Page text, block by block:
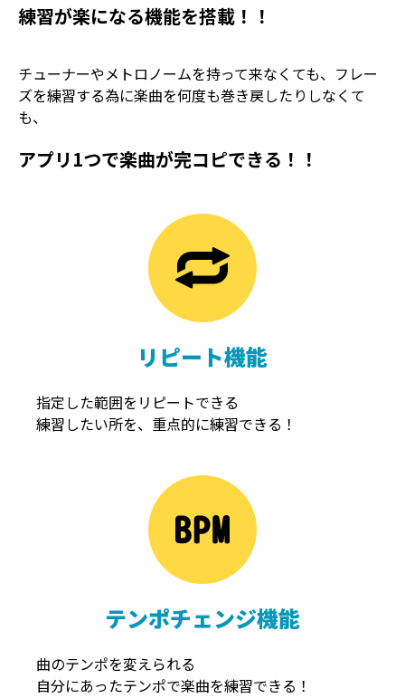
練習が楽になる機能を搭載！！
チューナーやメトロノームを持って来なくても、フレー
ズを練習する為に楽曲を何度も巻き戻したりしなくて
も、
アプリ1つで楽曲が完コピできる！！
リピート機能
指定した範囲をリピートできる
練習したい所を、重点的に練習できる！
テンポチェンジ機能
曲のテンポを変えられる
自分にあったテンポで楽曲を練習できる！